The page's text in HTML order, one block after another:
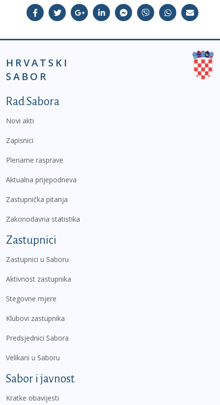
HRVATSKI
SABOR
Podnožje prvi izbornik
Rad Sabora
Novi akti
Zapisnici
Plenarne rasprave
Aktualna prijepodneva
Zastupnička pitanja
Zakonodavna statistika
Zastupnici
Zastupnici u Saboru
Aktivnost zastupnika
Stegovne mjere
Klubovi zastupnika
Predsjednici Sabora
Velikani u Saboru
Sabor i javnost
Kratke obavijesti